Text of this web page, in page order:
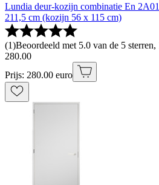
Lundia deur-kozijn combinatie En
211,5 cm (kozijn 56 x 115 cm)
(1)Beoordeeld met 5.0 van de 5
280.00
Prijs: 280.00 euro